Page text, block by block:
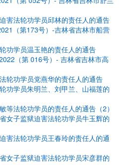
害法轮功学员邱林的责任人的通告
（第173号）-吉林省吉林市船营
功学员温玉艳的责任人的通告
（第 016号）- 吉林省吉林市高
轮功学员党燕华的责任人的通告
功学员朱明兰、刘甲兰、山福莲的
等法轮功学员的责任人的通告（2）
女子监狱迫害法轮功学员牛玉辉的
害法轮功学员王春玲的责任人的通
女子监狱迫害法轮功学员宋彦群的